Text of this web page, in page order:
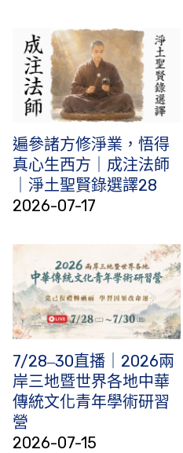
遍參諸方修淨業，悟得
真心生西方｜成注法師
｜淨土聖賢錄選譯28
2026-07-17
7/28‒30直播｜2026兩
岸三地暨世界各地中華
傳統文化青年學術研習
營
2026-07-15